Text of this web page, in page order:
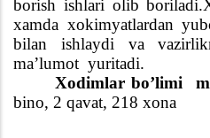
borish ishlari olib
xamda xokimyatlardan
bilan ishlaydi va
ma’lumot yuritadi.
Xodimlar bo’limi
bino, 2 qavat, 218 xona